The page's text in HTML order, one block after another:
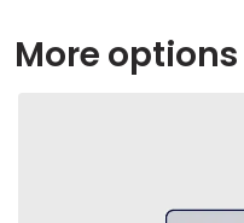
More options